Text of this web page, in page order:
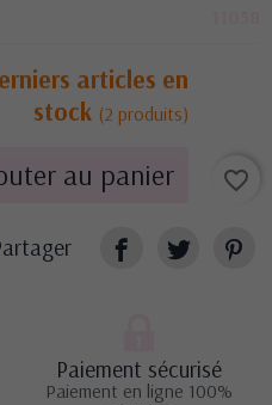
articles en
stock (2 produits)
au panier favorite_border
Paiement sécurisé
Paiement en ligne 100%